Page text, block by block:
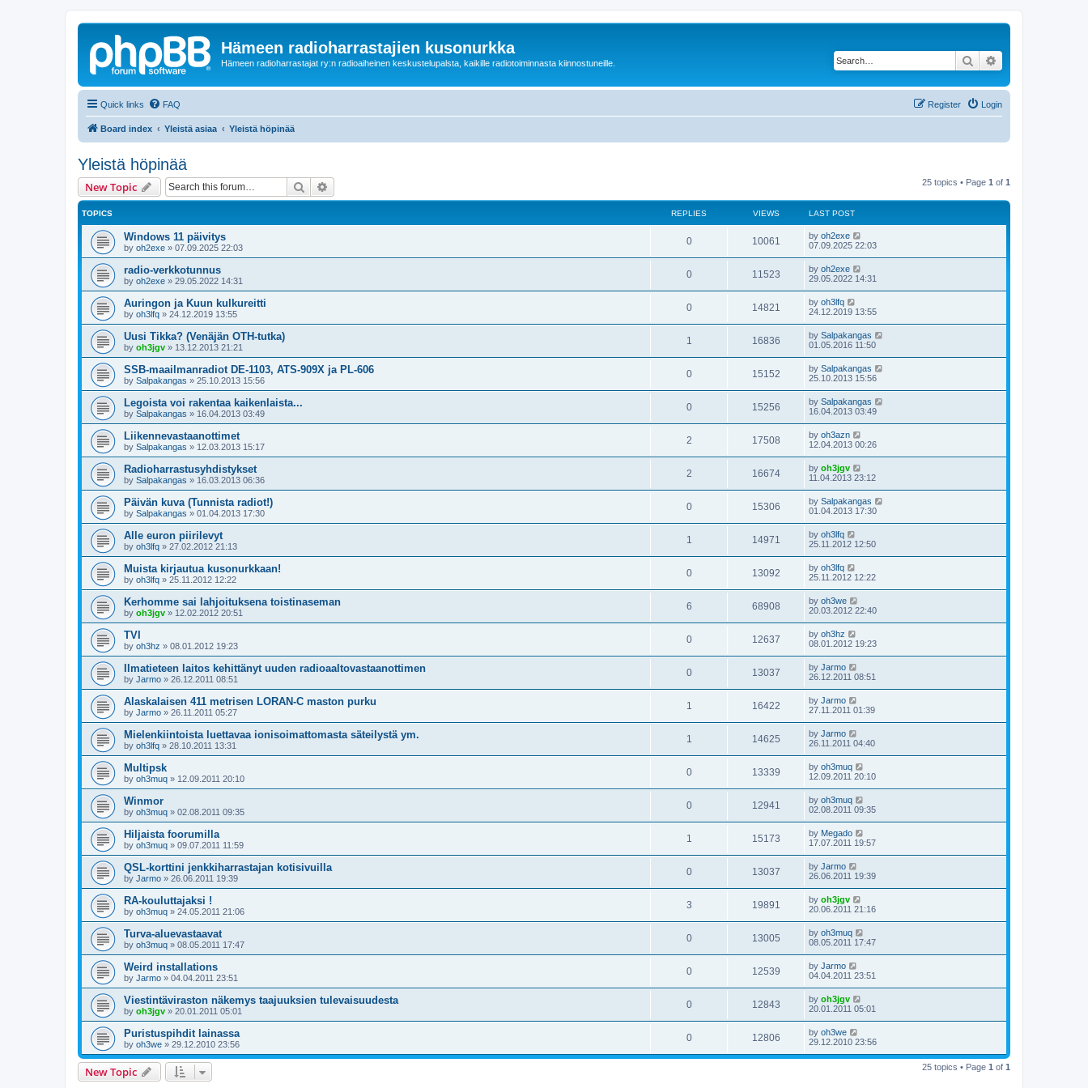
Hämeen radioharrastajien kusonurkka
Hämeen radioharrastajat ry:n radioaiheinen keskustelupalsta, kaikille radiotoiminnasta kiinnostuneille. Search
Quick links FAQ Login
Register
Board index Yleistä asiaa Yleistä höpinää
Yleistä höpinää
New Topic Search 25 topics • Page 1 of 1
TOPICS REPLIES VIEWS LAST POST
Windows 11 päivitys
by oh2exe » 07.09.2025 22:03
0 10061 by oh2exe
07.09.2025 22:03
radio-verkkotunnus
by oh2exe » 29.05.2022 14:31
0 11523 by oh2exe
29.05.2022 14:31
Auringon ja Kuun kulkureitti
by oh3lfq » 24.12.2019 13:55
0 14821 by oh3lfq
24.12.2019 13:55
Uusi Tikka? (Venäjän OTH-tutka)
by oh3jgv » 13.12.2013 21:21
1 16836 by Salpakangas
01.05.2016 11:50
SSB-maailmanradiot DE-1103, ATS-909X ja PL-606
by Salpakangas » 25.10.2013 15:56
0 15152 by Salpakangas
25.10.2013 15:56
Legoista voi rakentaa kaikenlaista...
by Salpakangas » 16.04.2013 03:49
0 15256 by Salpakangas
16.04.2013 03:49
Liikennevastaanottimet
by Salpakangas » 12.03.2013 15:17
2 17508 by oh3azn
12.04.2013 00:26
Radioharrastusyhdistykset
by Salpakangas » 16.03.2013 06:36
2 16674 by oh3jgv
11.04.2013 23:12
Päivän kuva (Tunnista radiot!)
by Salpakangas » 01.04.2013 17:30
0 15306 by Salpakangas
01.04.2013 17:30
Alle euron piirilevyt
by oh3lfq » 27.02.2012 21:13
1 14971 by oh3lfq
25.11.2012 12:50
Muista kirjautua kusonurkkaan!
by oh3lfq » 25.11.2012 12:22
0 13092 by oh3lfq
25.11.2012 12:22
Kerhomme sai lahjoituksena toistinaseman
by oh3jgv » 12.02.2012 20:51
6 68908 by oh3we
20.03.2012 22:40
TVI
by oh3hz » 08.01.2012 19:23
0 12637 by oh3hz
08.01.2012 19:23
Ilmatieteen laitos kehittänyt uuden radioaaltovastaanottimen
by Jarmo » 26.12.2011 08:51
0 13037 by Jarmo
26.12.2011 08:51
Alaskalaisen 411 metrisen LORAN-C maston purku
by Jarmo » 26.11.2011 05:27
1 16422 by Jarmo
27.11.2011 01:39
Mielenkiintoista luettavaa ionisoimattomasta säteilystä ym.
by oh3lfq » 28.10.2011 13:31
1 14625 by Jarmo
26.11.2011 04:40
Multipsk
by oh3muq » 12.09.2011 20:10
0 13339 by oh3muq
12.09.2011 20:10
Winmor
by oh3muq » 02.08.2011 09:35
0 12941 by oh3muq
02.08.2011 09:35
Hiljaista foorumilla
by oh3muq » 09.07.2011 11:59
1 15173 by Megado
17.07.2011 19:57
QSL-korttini jenkkiharrastajan kotisivuilla
by Jarmo » 26.06.2011 19:39
0 13037 by Jarmo
26.06.2011 19:39
RA-kouluttajaksi !
by oh3muq » 24.05.2011 21:06
3 19891 by oh3jgv
20.06.2011 21:16
Turva-aluevastaavat
by oh3muq » 08.05.2011 17:47
0 13005 by oh3muq
08.05.2011 17:47
Weird installations
by Jarmo » 04.04.2011 23:51
0 12539 by Jarmo
04.04.2011 23:51
Viestintäviraston näkemys taajuuksien tulevaisuudesta
by oh3jgv » 20.01.2011 05:01
0 12843 by oh3jgv
20.01.2011 05:01
Puristuspihdit lainassa
by oh3we » 29.12.2010 23:56
0 12806 by oh3we
29.12.2010 23:56
New Topic 25 topics • Page 1 of 1